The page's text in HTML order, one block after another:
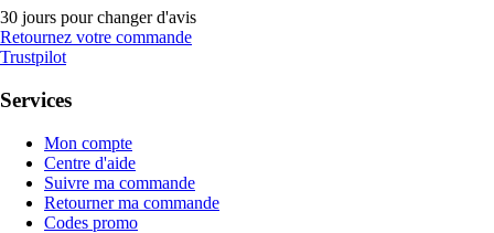
30 jours pour changer d'avis
Retournez votre commande
Trustpilot
Services
Mon compte
Centre d'aide
Suivre ma commande
Retourner ma commande
Codes promo